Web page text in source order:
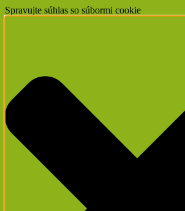
Spravujte súhlas so súbormi cookie